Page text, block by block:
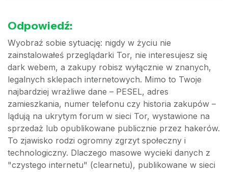
Odpowiedź:
Wyobraź sobie sytuację: nigdy w życiu nie
zainstalowałeś przeglądarki Tor, nie interesujesz się
dark webem, a zakupy robisz wyłącznie w znanych,
legalnych sklepach internetowych. Mimo to Twoje
najbardziej wrażliwe dane – PESEL, adres
zamieszkania, numer telefonu czy historia zakupów –
lądują na ukrytym forum w sieci Tor, wystawione na
sprzedaż lub opublikowane publicznie przez hakerów.
To zjawisko rodzi ogromny zgrzyt społeczny i
technologiczny. Dlaczego masowe wycieki danych z
"czystego internetu" (clearnetu), publikowane w sieci